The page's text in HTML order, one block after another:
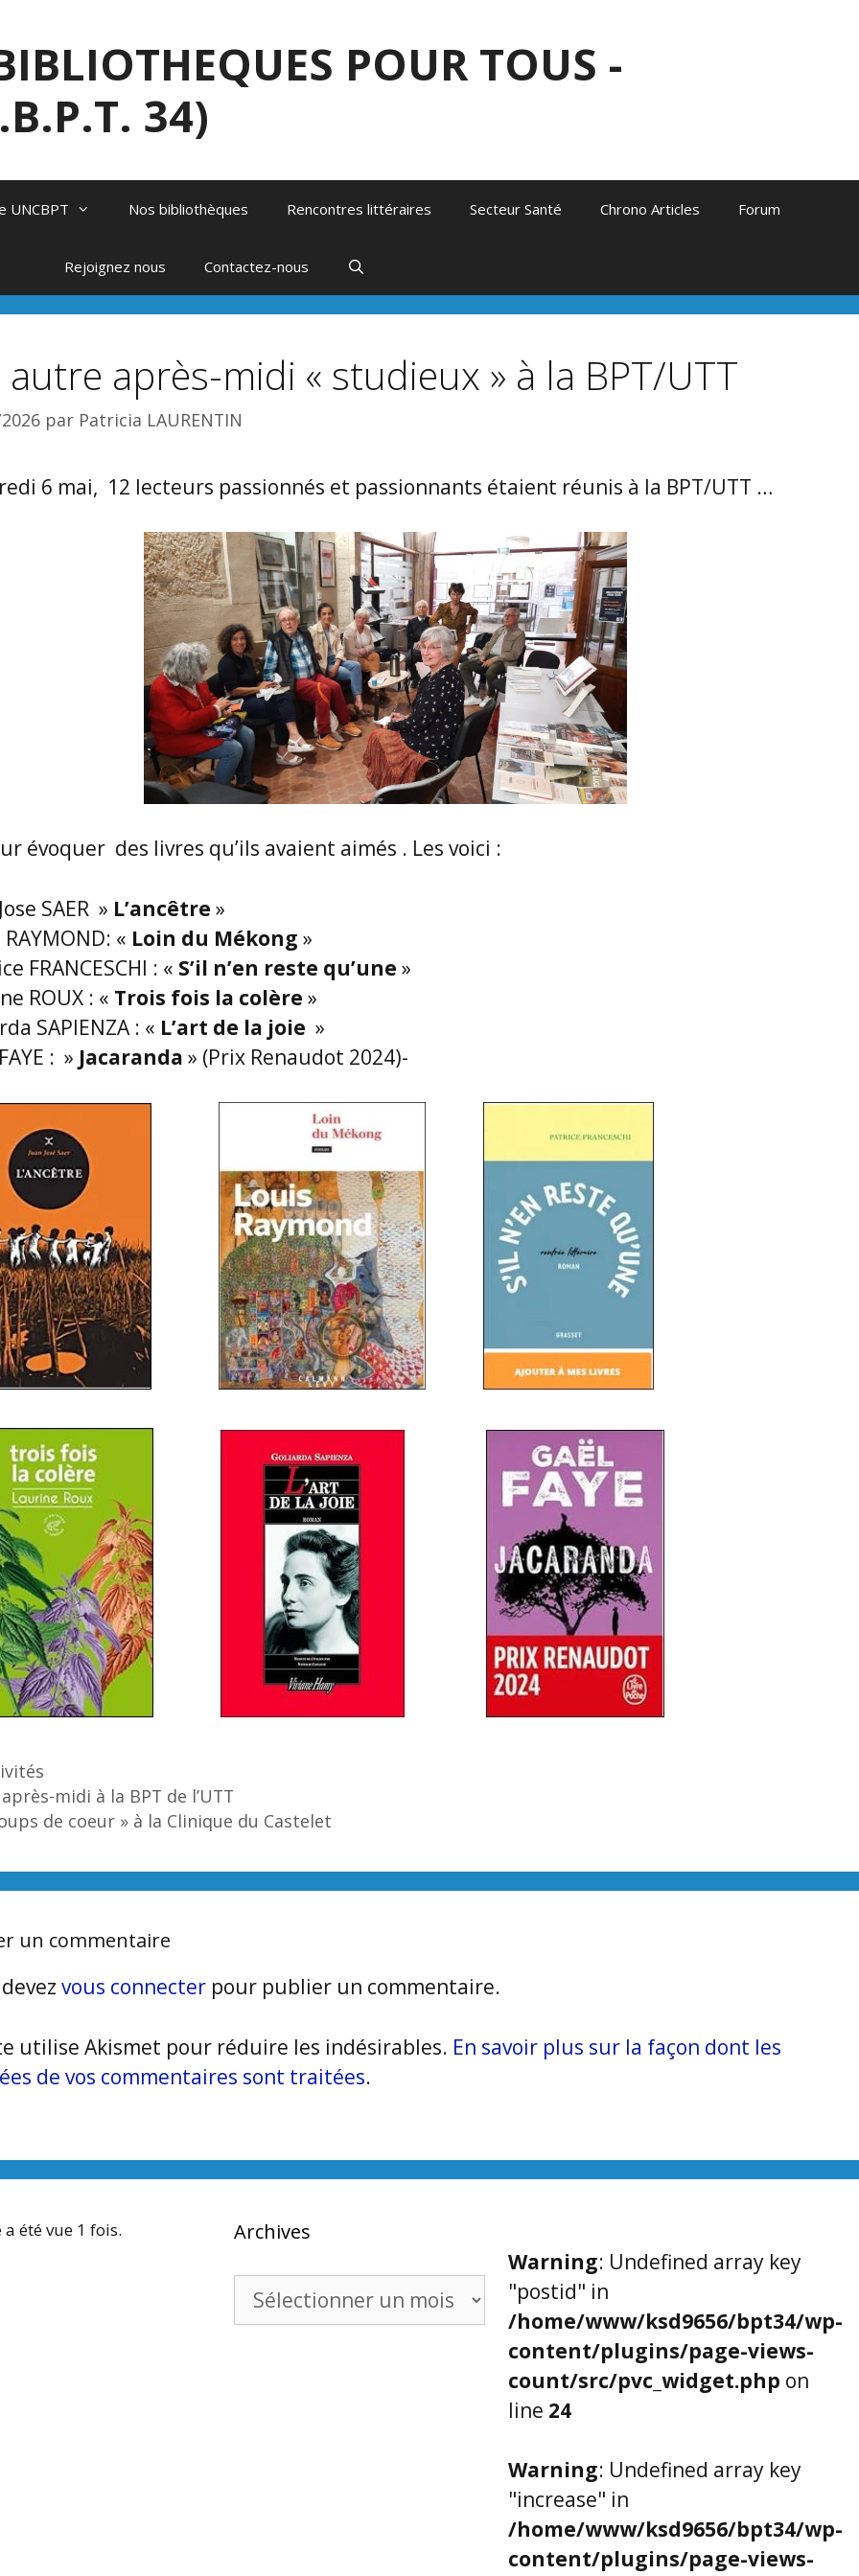
POUR TOUS -
34)
UNCBPT Nos bibliothèques Rencontres littéraires Secteur Santé Chrono Articles Forum
Rejoignez nous Contactez-nous
autre après-midi « studieux » à la BPT/UTT
par Patricia LAURENTIN
6 mai, 12 lecteurs passionnés et passionnants étaient réunis à la BPT/UTT …
évoquer des livres qu’ils avaient aimés . Les voici :
SAER » L’ancêtre »
« Loin du Mékong »
FRANCESCHI : « S’il n’en reste qu’une »
ROUX : « Trois fois la colère »
SAPIENZA : « L’art de la joie »
: » Jacaranda » (Prix Renaudot 2024)-
midi à la BPT de l’UTT
de coeur » à la Clinique du Castelet
un commentaire
vous connecter pour publier un commentaire.
utilise Akismet pour réduire les indésirables. En savoir plus sur la façon dont les
de vos commentaires sont traitées.
a été vue 1 fois. Archives
Warning: Undefined array key
"postid" in
/home/www/ksd9656/bpt34/wp-
content/plugins/page-views-
count/src/pvc_widget.php on
line 24
Warning: Undefined array key
"increase" in
/home/www/ksd9656/bpt34/wp-
content/plugins/page-views-